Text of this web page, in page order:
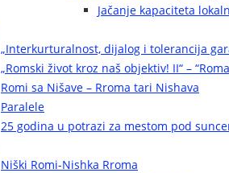
Jačanje kapaciteta
„Interkurturalnost, dijalog i tolerancija
„Romski život kroz naš objektiv! II“ –
Romi sa Nišave – Rroma tari Nishava
Paralele
25 godina u potrazi za mestom pod
Niški Romi-Nishka Rroma